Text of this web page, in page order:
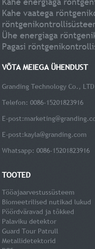
Kahe vaatega
Ühe energiaga
Pagasi
VÕTA MEIEGA ÜHENDUST
Granding Technology Co., LTD
Telefon: 0086-15201823916
E-post:
E-post:kayla@granding.com
Whatsapp: 0086-15201823916
TOOTED
Tööajaarvestussüsteem
Biomeetrilised nutikad lukud
Pöördväravad ja tõkked
Palaviku detektor
Guard Tour Patrull
Metallidetektorid